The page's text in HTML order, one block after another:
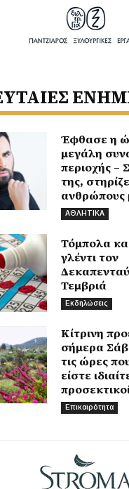
Έφθασε η
μεγάλη
περιοχής –
της,
ανθρώπους
ΑΘΛΗΤΙΚΑ
Τόμπολα
γλέντι τον
Τεμβριά
Εκδηλώσεις
Κίτρινη
σήμερα
τις ώρες
είστε
Επικαιρότητα